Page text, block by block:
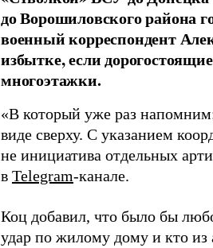
до Ворошиловского района
военный корреспондент
избытке, если
многоэтажки.
«В который уже раз
виде сверху. С указанием
не инициатива отдельных
в Telegram-канале.
Коц добавил, что было бы
удар по жилому дому и кто из